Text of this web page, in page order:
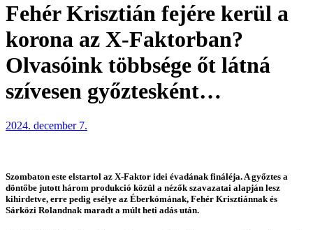
Fehér Krisztián fejére kerül a
korona az X-Faktorban?
Olvasóink többsége őt látná
szívesen győztesként…
2024. december 7.
Szombaton este elstartol az X-Faktor idei évadának fináléja. A győztes a
döntőbe jutott három produkció közül a nézők szavazatai alapján lesz
kihirdetve, erre pedig esélye az Éberkómának, Fehér Krisztiánnak és
Sárközi Rolandnak maradt a múlt heti adás után.